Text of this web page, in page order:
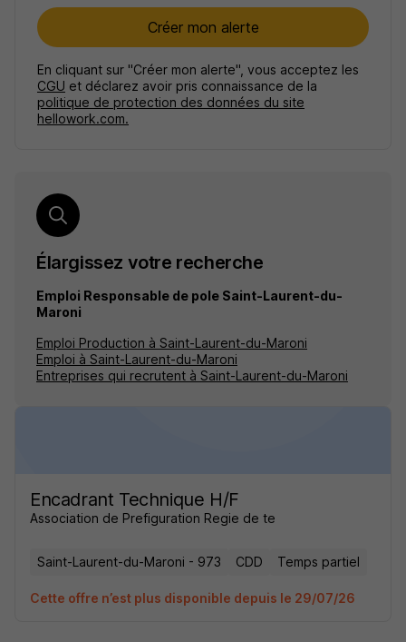
Créer mon alerte
En cliquant sur "Créer mon alerte", vous acceptez les
CGU et déclarez avoir pris connaissance de la
politique de protection des données du site
hellowork.com.
Élargissez votre recherche
Emploi Responsable de pole Saint-Laurent-du-
Maroni
Emploi Production à Saint-Laurent-du-Maroni
Emploi à Saint-Laurent-du-Maroni
Entreprises qui recrutent à Saint-Laurent-du-Maroni
Encadrant Technique H/F
Association de Prefiguration Regie de te
Saint-Laurent-du-Maroni - 973 CDD Temps partiel
Cette offre n’est plus disponible depuis le 29/07/26